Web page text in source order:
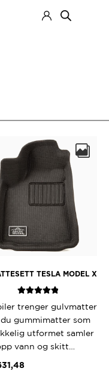
TESLA MODEL X
trenger gulvmatter
du gummimatter som
utformet samler
vann og skitt…